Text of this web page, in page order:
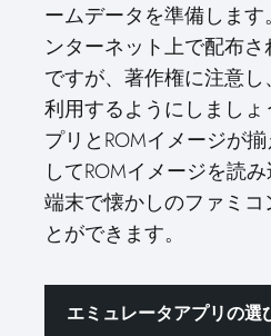
ームデータを準備します
ンターネット上で配布
ですが、著作権に注意
利用するようにしまし
プリとROMイメージが
してROMイメージを読
端末で懐かしのファミ
とができます。
エミュレータアプリの選